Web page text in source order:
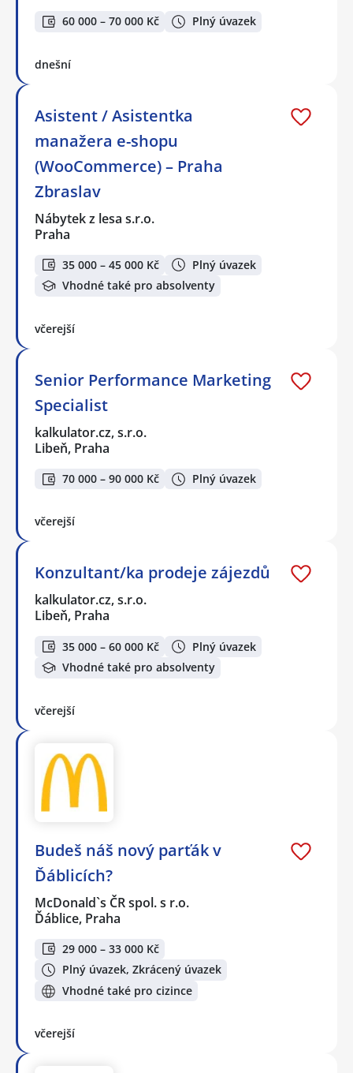
60 000 – 70 000 Kč Plný úvazek
dnešní
Asistent / Asistentka
manažera e-shopu
(WooCommerce) – Praha
Zbraslav
Nábytek z lesa s.r.o.
Praha
35 000 – 45 000 Kč
Plný úvazek
Vhodné také pro absolventy
včerejší
Senior Performance Marketing
Specialist
kalkulator.cz, s.r.o.
Libeň, Praha
70 000 – 90 000 Kč Plný úvazek
včerejší
Konzultant/ka prodeje zájezdů
kalkulator.cz, s.r.o.
Libeň, Praha
35 000 – 60 000 Kč
Plný úvazek
Vhodné také pro absolventy
včerejší
Budeš náš nový parťák v
Ďáblicích?
McDonald`s ČR spol. s r.o.
Ďáblice, Praha
29 000 – 33 000 Kč
Plný úvazek, Zkrácený úvazek
Vhodné také pro cizince
včerejší